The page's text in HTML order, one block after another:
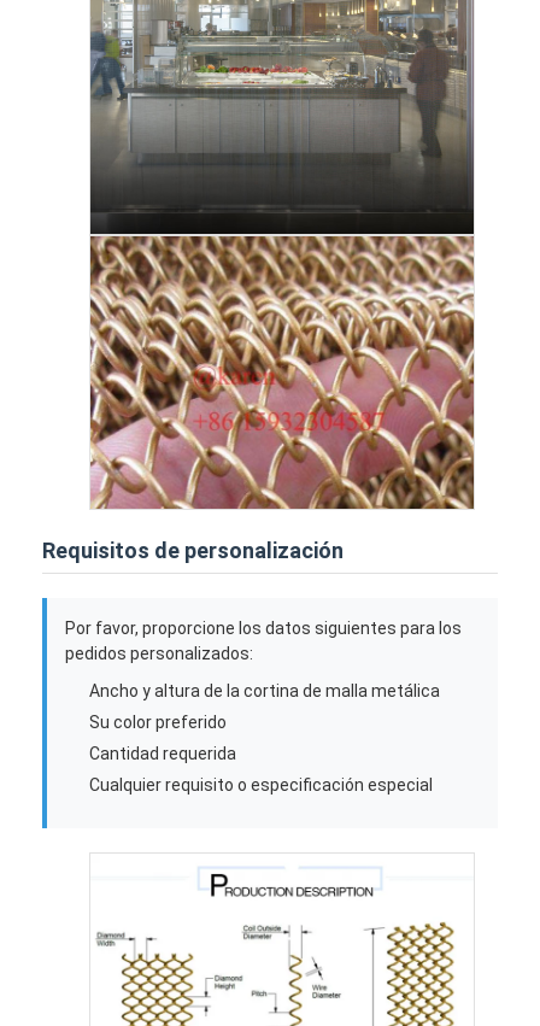
Visita a la fábrica
Control de Calidad
Contacto
Chatea Ahora
Malla X Tend de Acero Inoxidable
pantalla de filtro para extrusora
Paquete de la pantalla del extrusor
Malla de la cuerda de alambre
Recinto de la cancha de padel
Cesta de gavión de piedra
Malla de metal arquitectónico
Pantalla de cadena de aluminio de la mosca
cerca de la malla metálica
Requisitos de personalización
Por favor, proporcione los datos siguientes para los
pedidos personalizados:
Ancho y altura de la cortina de malla metálica
Su color preferido
Cantidad requerida
Cualquier requisito o especificación especial